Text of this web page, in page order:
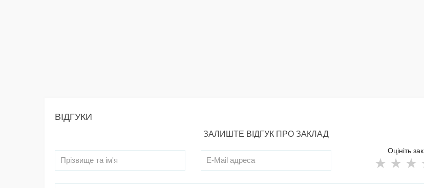
ВІДГУКИ
ЗАЛИШТЕ ВІДГУК ПРО ЗАКЛАД
Оцініть